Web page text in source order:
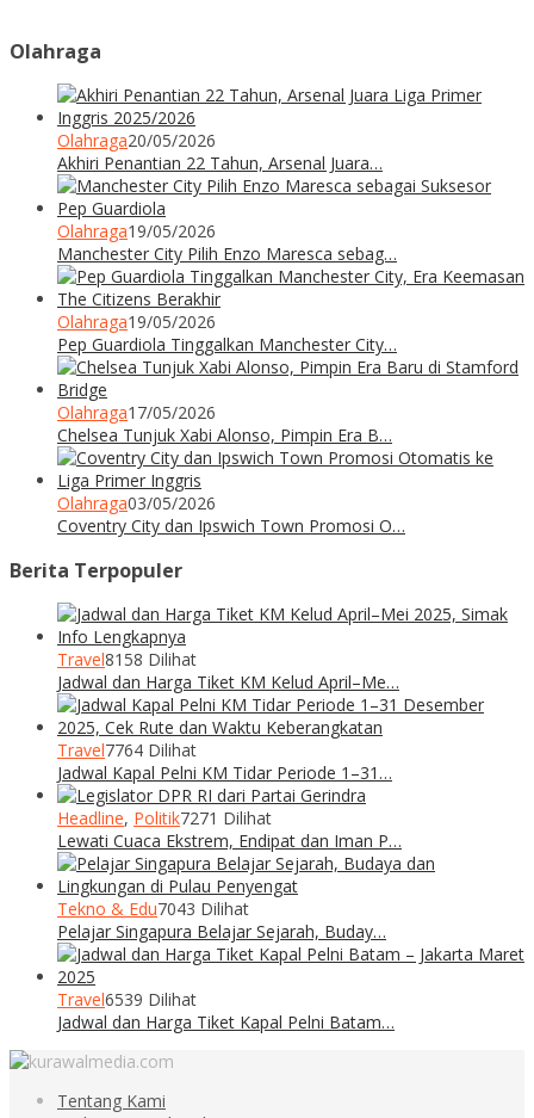
Olahraga
Olahraga20/05/2026
Akhiri Penantian 22 Tahun, Arsenal Juara…
Olahraga19/05/2026
Manchester City Pilih Enzo Maresca sebag…
Olahraga19/05/2026
Pep Guardiola Tinggalkan Manchester City…
Olahraga17/05/2026
Chelsea Tunjuk Xabi Alonso, Pimpin Era B…
Olahraga03/05/2026
Coventry City dan Ipswich Town Promosi O…
Berita Terpopuler
Travel8158 Dilihat
Jadwal dan Harga Tiket KM Kelud April–Me…
Travel7764 Dilihat
Jadwal Kapal Pelni KM Tidar Periode 1–31…
Headline, Politik7271 Dilihat
Lewati Cuaca Ekstrem, Endipat dan Iman P…
Tekno & Edu7043 Dilihat
Pelajar Singapura Belajar Sejarah, Buday…
Travel6539 Dilihat
Jadwal dan Harga Tiket Kapal Pelni Batam…
Tentang Kami